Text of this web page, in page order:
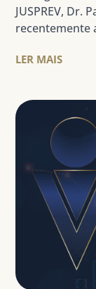
JUSPREV, Dr.
recentemente
LER MAIS